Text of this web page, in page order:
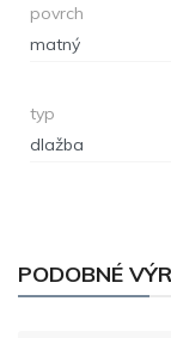
povrch
matný
typ
dlažba
PODOBNÉ